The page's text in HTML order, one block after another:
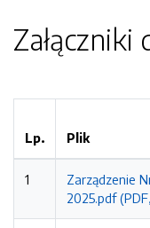
Lp. Plik
1
Zarządzenie
2025.pdf